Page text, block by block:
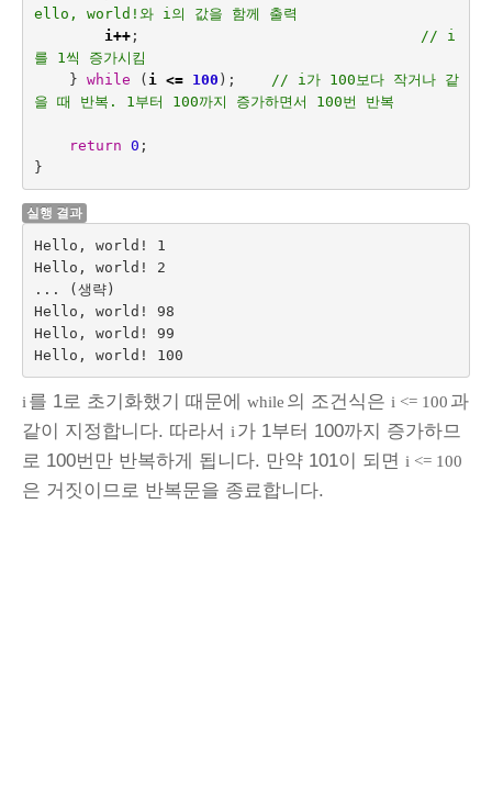
ello, world!와 i의 값을 함께 출력
i ++;
// i
를 1씩 증가시킴
} while ( i <= 100 );
// i가 100보다 작거나 같
을 때 반복. 1부터 100까지 증가하면서 100번 반복
return 0 ;
}
실행 결과
Hello, world! 1
Hello, world! 2
... (생략)
Hello, world! 98
Hello, world! 99
i 를 1로 초기화했기 때문에 while 의 조건식은 i <= 100 과
같이 지정합니다. 따라서 i 가 1부터 100까지 증가하므
로 100번만 반복하게 됩니다. 만약 101이 되면 i <= 100
은 거짓이므로 반복문을 종료합니다.